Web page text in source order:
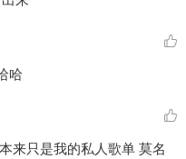
哈
来只是我的私人歌单 莫名